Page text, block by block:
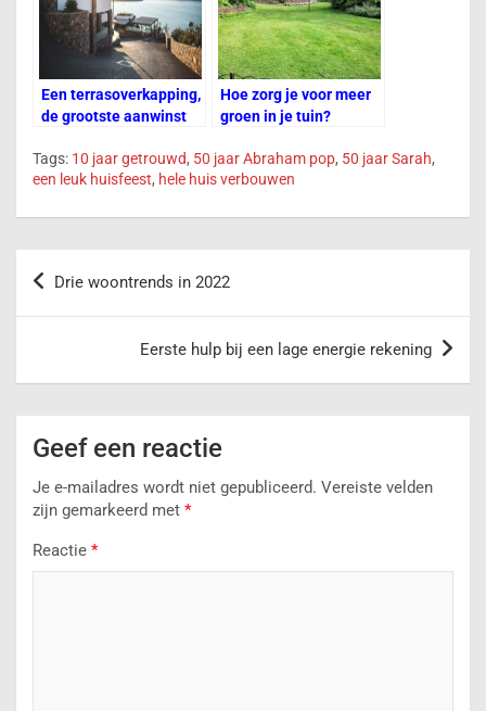
Een terrasoverkapping,
de grootste aanwinst
Hoe zorg je voor meer
groen in je tuin?
Tags: 10 jaar getrouwd, 50 jaar Abraham pop, 50 jaar Sarah,
een leuk huisfeest, hele huis verbouwen
Drie woontrends in 2022
Eerste hulp bij een lage energie rekening
Geef een reactie
Je e-mailadres wordt niet gepubliceerd. Vereiste velden
zijn gemarkeerd met *
Reactie *